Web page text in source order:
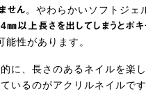
せん 。やわらかいソフトジェ
4㎜以上長さを出してしまうとポキ
能性があります。
に、長さのあるネイルを楽
いるのがアクリルネイルです